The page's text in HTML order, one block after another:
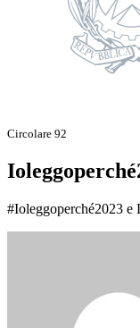
Circolare 92
#Ioleggoperché2023 e